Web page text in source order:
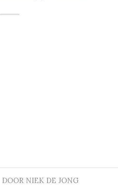
DOOR NIEK DE JONG